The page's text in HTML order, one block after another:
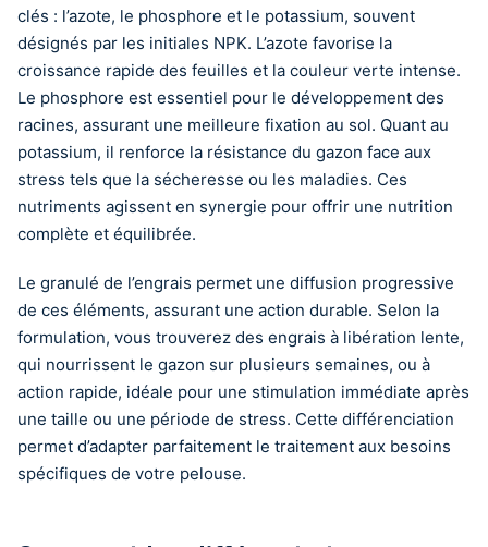
clés : l’azote, le phosphore et le potassium, souvent
désignés par les initiales NPK. L’azote favorise la
croissance rapide des feuilles et la couleur verte intense.
Le phosphore est essentiel pour le développement des
racines, assurant une meilleure fixation au sol. Quant au
potassium, il renforce la résistance du gazon face aux
stress tels que la sécheresse ou les maladies. Ces
nutriments agissent en synergie pour offrir une nutrition
complète et équilibrée.
Le granulé de l’engrais permet une diffusion progressive
de ces éléments, assurant une action durable. Selon la
formulation, vous trouverez des engrais à libération lente,
qui nourrissent le gazon sur plusieurs semaines, ou à
action rapide, idéale pour une stimulation immédiate après
une taille ou une période de stress. Cette différenciation
permet d’adapter parfaitement le traitement aux besoins
spécifiques de votre pelouse.